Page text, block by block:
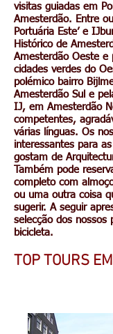
visitas guiadas em
Amesterdão. Entre
Portuária Este’ e
Histórico de
Amesterdão Oeste e
cidades verdes do
polémico bairro
Amesterdão Sul e
IJ, em Amesterdão
competentes,
várias línguas. Os
interessantes para
gostam de
Também pode
completo com
ou uma outra coisa
sugerir. A seguir
selecção dos nossos
bicicleta.
TOP TOURS